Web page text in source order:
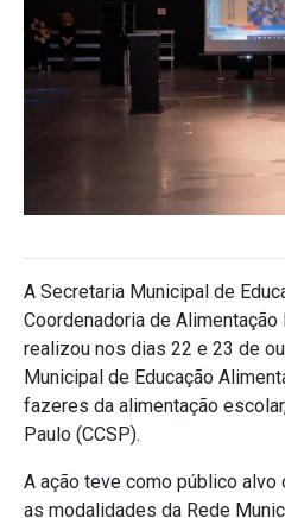
A Secretaria Municipal de
Coordenadoria de Alimentação
realizou nos dias 22 e 23 de
Municipal de Educação
fazeres da alimentação
Paulo (CCSP).
A ação teve como público
as modalidades da Rede